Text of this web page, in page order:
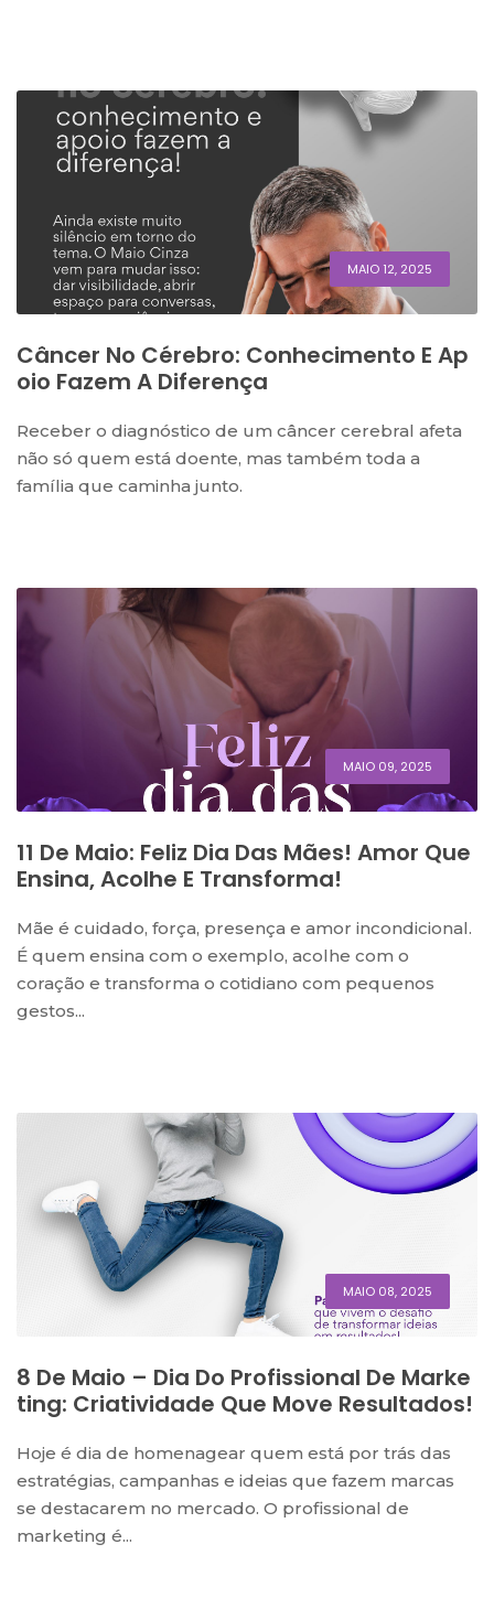
MAIO 12, 2025
Câncer No Cérebro: Conhecimento E Ap
Oio Fazem A Diferença
Receber o diagnóstico de um câncer cerebral afeta
não só quem está doente, mas também toda a
família que caminha junto.
MAIO 09, 2025
11 De Maio: Feliz Dia Das Mães! Amor Que
Ensina, Acolhe E Transforma!
Mãe é cuidado, força, presença e amor incondicional.
É quem ensina com o exemplo, acolhe com o
coração e transforma o cotidiano com pequenos
gestos...
MAIO 08, 2025
8 De Maio – Dia Do Profissional De Marke
Ting: Criatividade Que Move Resultados!
Hoje é dia de homenagear quem está por trás das
estratégias, campanhas e ideias que fazem marcas
se destacarem no mercado. O profissional de
marketing é...